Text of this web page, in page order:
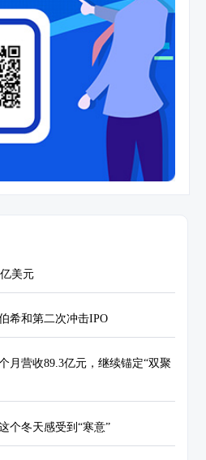
美元
希和第二次冲击IPO
月营收89.3亿元，继续锚定“双聚
个冬天感受到“寒意”